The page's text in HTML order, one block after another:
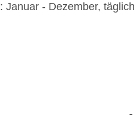
Januar - Dezember, täglich